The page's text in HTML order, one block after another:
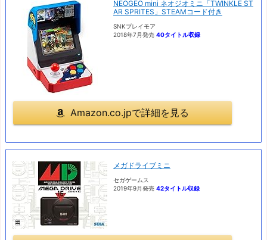
NEOGEO mini ネオジオミニ「TWINKLE ST
AR SPRITES」STEAMコード付き
SNKプレイモア
2018年7月発売 40タイトル収録
Amazon.co.jpで詳細を見る
メガドライブミニ
セガゲームス
2019年9月発売 42タイトル収録